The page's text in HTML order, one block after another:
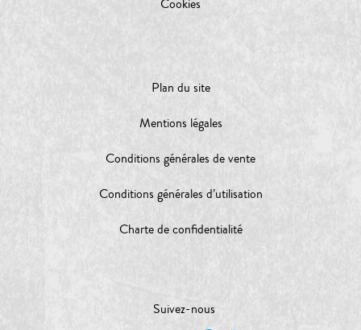
Cookies
Plan du site
Mentions légales
Conditions générales de vente
Conditions générales d’utilisation
Charte de confidentialité
Suivez-nous